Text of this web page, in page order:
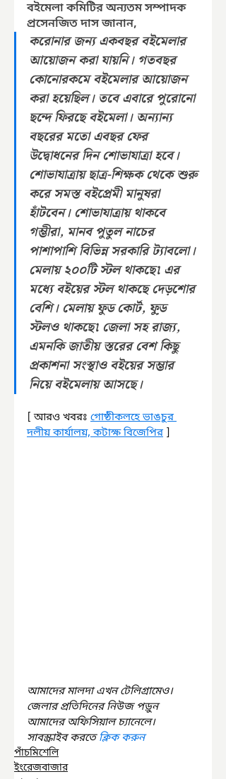
বইমেলা কমিটির অন্যতম সম্পাদক
প্রসেনজিত দাস জানান,
করোনার জন্য একবছর বইমেলার
আয়োজন করা যায়নি। গতবছর
কোনোরকমে বইমেলার আয়োজন
করা হয়েছিল। তবে এবারে পুরোনো
ছন্দে ফিরছে বইমেলা। অন্যান্য
বছরের মতো এবছর ফের
উদ্বোধনের দিন শোভাযাত্রা হবে।
শোভাযাত্রায় ছাত্র-শিক্ষক থেকে শুরু
করে সমস্ত বইপ্রেমী মানুষরা
হাঁটবেন। শোভাযাত্রায় থাকবে
গম্ভীরা, মানব পুতুল নাচের
পাশাপাশি বিভিন্ন সরকারি ট্যাবলো।
মেলায় ২০০টি স্টল থাকছে৷ এর
মধ্যে বইয়ের স্টল থাকছে দেড়শোর
বেশি। মেলায় ফুড কোর্ট, ফু়ড
স্টলও থাকছে৷ জেলা সহ রাজ্য,
এমনকি জাতীয় স্তরের বেশ কিছু
প্রকাশনা সংস্থাও বইয়ের সম্ভার
নিয়ে বইমেলায় আসছে।
[ আরও খবরঃ গোষ্ঠীকলহে ভাঙচুর
দলীয় কার্যালয়, কটাক্ষ বিজেপির ]
আমাদের মালদা এখন টেলিগ্রামেও।
জেলার প্রতিদিনের নিউজ পড়ুন
আমাদের অফিসিয়াল চ্যানেলে।
সাবস্ক্রাইব করতে ক্লিক করুন
পাঁচমিশেলি
ইংরেজবাজার